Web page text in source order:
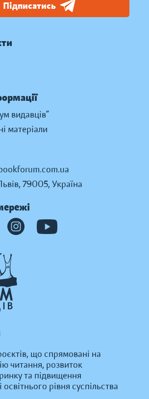
Підписатись
видавців”
матеріали
79005, Україна
що спрямовані на
читання, розвиток
та підвищення
освітнього рівня суспільства